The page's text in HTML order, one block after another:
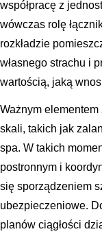
współpracę z
wówczas rolę
rozkładzie
własnego strachu i
wartością, jaką
Ważnym
skali, takich jak
spa. W takich
postronnym i
się sporządzeniem
ubezpieczeniowe.
planów ciągłości